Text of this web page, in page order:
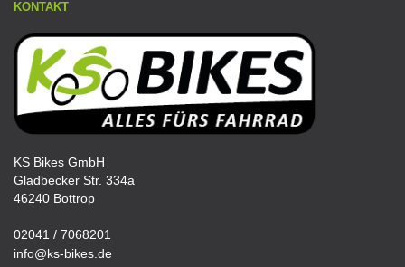
KONTAKT
KS Bikes GmbH
Gladbecker Str. 334a
46240 Bottrop
02041 / 7068201
info@ks-bikes.de